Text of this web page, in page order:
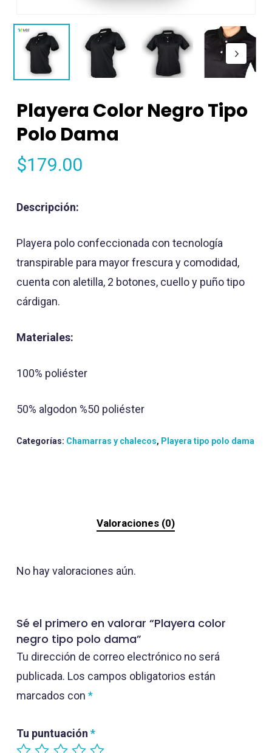
Playera Color Negro Tipo
Polo Dama
$179.00
Descripción:
Playera polo confeccionada con tecnología
transpirable para mayor frescura y comodidad,
cuenta con aletilla, 2 botones, cuello y puño tipo
cárdigan.
Materiales:
100% poliéster
50% algodon %50 poliéster
Categorías: Chamarras y chalecos, Playera tipo polo dama
Valoraciones (0)
No hay valoraciones aún.
Sé el primero en valorar “Playera color
negro tipo polo dama”
Tu dirección de correo electrónico no será
publicada. Los campos obligatorios están
marcados con *
Tu puntuación *